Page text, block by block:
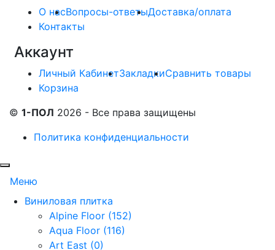
О насВопросы-ответыДоставка/оплата
Контакты
Аккаунт
Личный КабинетЗакладкиСравнить товары
Корзина
© 1-ПОЛ 2026 - Все права защищены
Политика конфиденциальности
Меню
Виниловая плитка
Alpine Floor (152)
Aqua Floor (116)
Art East (0)